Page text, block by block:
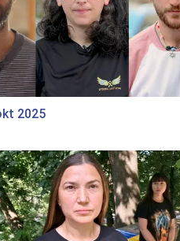
2025